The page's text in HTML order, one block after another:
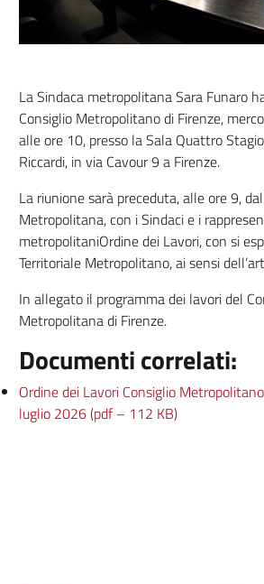
La Sindaca metropolitana Sara Funaro
Consiglio Metropolitano di Firenze,
alle ore 10, presso la Sala Quattro
Riccardi, in via Cavour 9 a Firenze.
La riunione sarà preceduta, alle ore 9,
Metropolitana, con i Sindaci e i
metropolitaniOrdine dei Lavori, con si
Territoriale Metropolitano, ai sensi
In allegato il programma dei lavori del
Metropolitana di Firenze.
Documenti correlati:
Ordine dei Lavori Consiglio
luglio 2026 (pdf – 112 KB)